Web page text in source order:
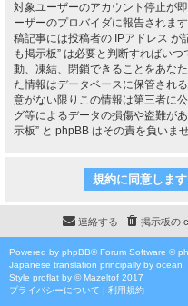
対象ユーザーのアカウント停止が
ーザーのプロバイダに報告されま
稿記事には投稿者の IPアドレス が
も掲示板” は必要と判断すればい
動、凍結、閉鎖できることをあな
た情報はデータベースに保管され
意がない限りこの情報は第三者に
グ等によるデータの損傷や盗難が
示板” と phpBB はその責を負いませ
掲示板の
連絡する
Powered by phpBB® Forum Software ©
Japanese translation principally by ocean
Style proflat by ©Mazeltof 2017
プライバシーについて | 利用規約